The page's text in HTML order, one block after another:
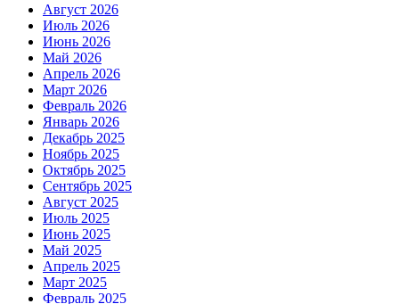
Август 2026
Июль 2026
Июнь 2026
Май 2026
Апрель 2026
Март 2026
Февраль 2026
Январь 2026
Декабрь 2025
Ноябрь 2025
Октябрь 2025
Сентябрь 2025
Август 2025
Июль 2025
Июнь 2025
Май 2025
Апрель 2025
Март 2025
Февраль 2025